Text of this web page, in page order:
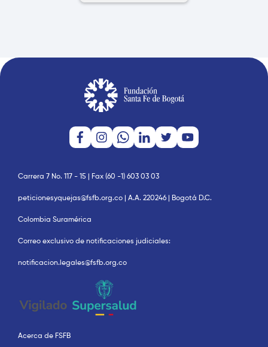
Carrera 7 No. 117 - 15 | Fax (60 -1) 603 03 03
peticionesyquejas@fsfb.org.co | A.A. 220246 | Bogotá D.C.
Colombia Suramérica
Correo exclusivo de notificaciones judiciales:
notificacion.legales@fsfb.org.co
Acerca de FSFB